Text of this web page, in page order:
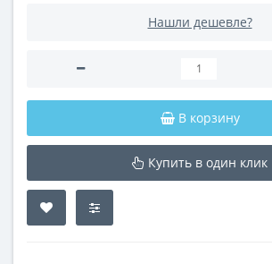
Нашли дешевле?
В корзину
Купить в один клик